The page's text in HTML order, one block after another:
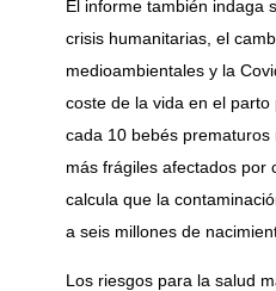
El informe también indaga
crisis humanitarias, el
medioambientales y la
coste de la vida en el
cada 10 bebés
más frágiles afectados
calcula que la
a seis millones de
Los riesgos para la salud